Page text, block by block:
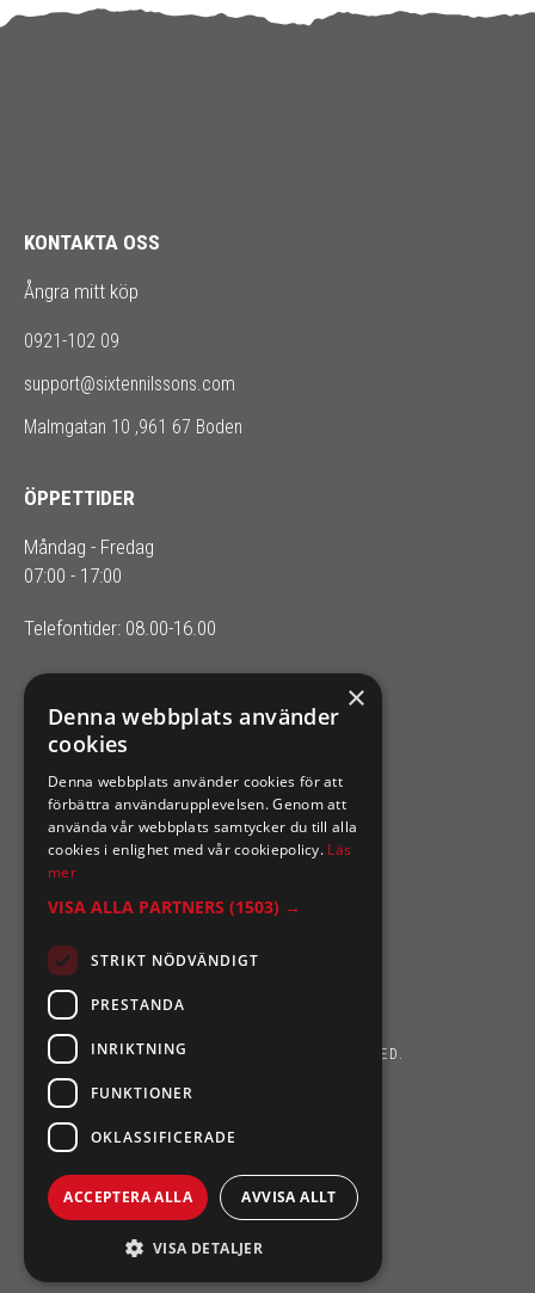
KONTAKTA OSS
Ångra mitt köp
0921-102 09
support@sixtennilssons.com
Malmgatan 10 ,961 67 Boden
ÖPPETTIDER
Måndag - Fredag
07:00 - 17:00
Telefontider: 08.00-16.00
SIXTEN NILSSONS
Organisationsnummer 556164-2652
SIXTEN NILSSONS 2026. ALL RIGHTS RESERVED.
POWERED BY EMPORI CMS
×
Denna webbplats använder
cookies
Denna webbplats använder cookies för att
förbättra användarupplevelsen. Genom att
använda vår webbplats samtycker du till alla
cookies i enlighet med vår cookiepolicy. Läs
mer
VISA ALLA PARTNERS (1503) →
STRIKT NÖDVÄNDIGT
PRESTANDA
INRIKTNING
FUNKTIONER
OKLASSIFICERADE
ACCEPTERA ALLA AVVISA ALLT
VISA DETALJER